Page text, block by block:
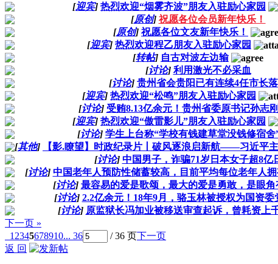
[迎宾] 热烈欢迎“烟雾齐波”朋友入驻励心家园
[原创] 祝愿各位会员新年快乐！
[原创] 祝愿各位文友新年快乐！
[迎宾] 热烈欢迎程乙朋友入驻励心家园
[转帖] 自古对波左边输
[讨论] 利用激光不必采血
[讨论] 贵州省会贵阳已有连续4任市长
[迎宾] 热烈欢迎“松鸣”朋友入驻励心家园
[讨论] 受贿8.13亿余元！贵州省委原书记孙志
[迎宾] 热烈欢迎“傲雷影儿”朋友入驻励心家园
[讨论] 学生上台称“学校有钱建草堂没钱修宿舍
[其他] 【影.瞭望】时政纪录片丨破风逐浪启新航——习近平
[讨论] 中国男子，诈骗71岁日本女子超8亿
[讨论] 中国老年人预防性储蓄较高，目前平均每位老年人
[讨论] 最容易的爱是歌颂，最大的爱是勇敢，是眼
[讨论] 2.2亿余元！18年9月，骆玉林被授权为国资
[讨论] 原监狱长冯加业被移送审查起诉，曾耗资上
下一页 »
1 2345678910... 36 / 36 页下一页
返 回